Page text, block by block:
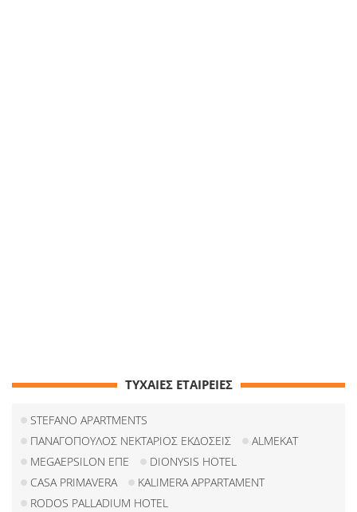
ΤΥΧΑΙΕΣ ΕΤΑΙΡΕΙΕΣ
STEFANO APARTMENTS
ΠΑΝΑΓΟΠΟΥΛΟΣ ΝΕΚΤΑΡΙΟΣ ΕΚΔΟΣΕΙΣ
ALMEKAT
MEGAEPSILON ΕΠΕ
DIONYSIS HOTEL
CASA PRIMAVERA
KALIMERA APPARTAMENT
RODOS PALLADIUM HOTEL